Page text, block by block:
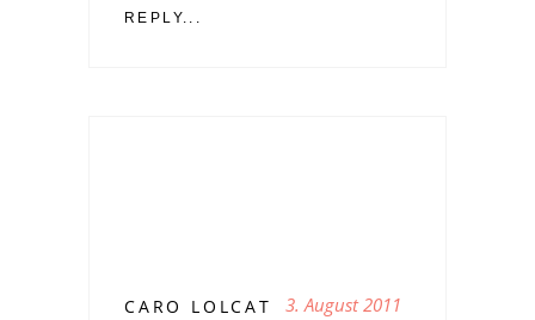
REPLY...
CARO LOLCAT 3. August 2011